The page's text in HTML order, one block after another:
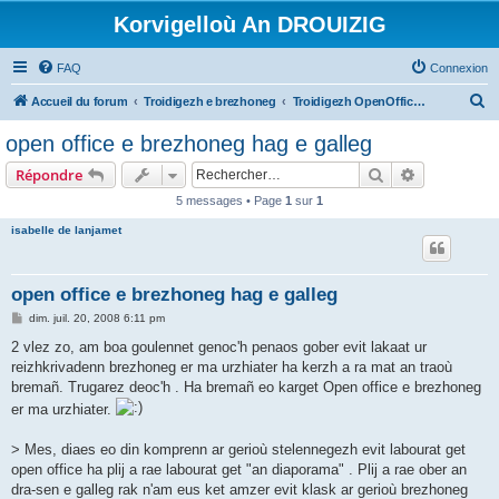
Korvigelloù An DROUIZIG
FAQ Connexion
Accueil du forum Troidigezh e brezhoneg Troidigezh OpenOffice.org e brezhoneg (1.1.x, 2.x ha 3.x)
open office e brezhoneg hag e galleg
Répondre Rechercher
5 messages • Page 1 sur 1
isabelle de lanjamet
open office e brezhoneg hag e galleg
M
s
a
g
dim. juil. 20, 2008 6:11 pm
2 vlez zo, am boa goulennet genoc'h penaos gober evit lakaat ur
reizhkrivadenn brezhoneg er ma urzhiater ha kerzh a ra mat an traoù
bremañ. Trugarez deoc'h . Ha bremañ eo karget Open office e brezhoneg
er ma urzhiater.
> Mes, diaes eo din komprenn ar gerioù stelennegezh evit labourat get
open office ha plij a rae labourat get "an diaporama" . Plij a rae ober an
dra-sen e galleg rak n'am eus ket amzer evit klask ar gerioù brezhoneg